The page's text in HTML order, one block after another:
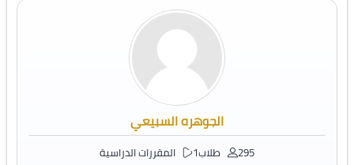
الجوهره السبيعي
295 طلاب 1 المقررات الدراسية